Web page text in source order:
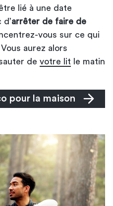
lié à une date
arrêter de faire de
vous sur ce qui
aurez alors
de votre lit le matin
pour la maison